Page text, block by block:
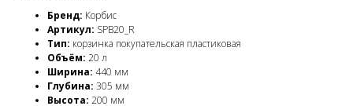
Бренд: Корбис
Артикул: SPB20_R
Тип: корзинка покупательская пластиковая
Объём: 20 л
Ширина: 440 мм
Глубина: 305 мм
Высота: 200 мм